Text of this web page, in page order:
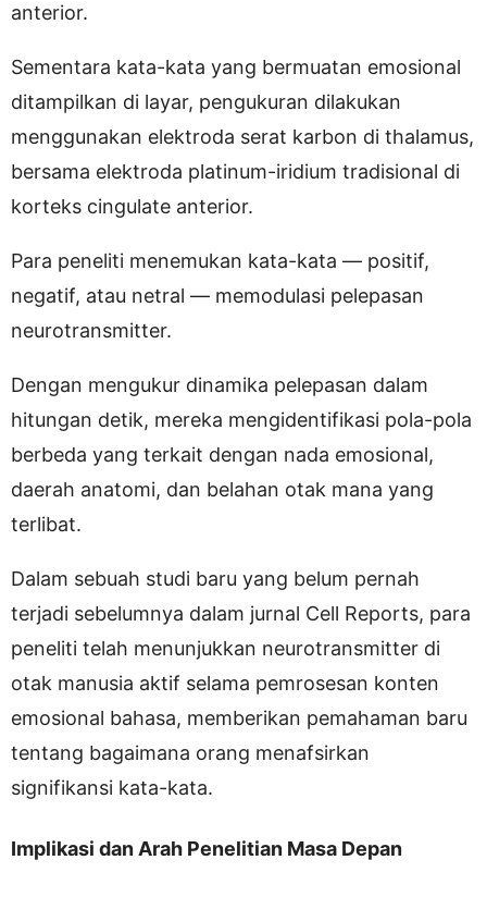
anterior.
Sementara kata-kata yang bermuatan emosional
ditampilkan di layar, pengukuran dilakukan
menggunakan elektroda serat karbon di thalamus,
bersama elektroda platinum-iridium tradisional di
korteks cingulate anterior.
Para peneliti menemukan kata-kata — positif,
negatif, atau netral — memodulasi pelepasan
neurotransmitter.
Dengan mengukur dinamika pelepasan dalam
hitungan detik, mereka mengidentifikasi pola-pola
berbeda yang terkait dengan nada emosional,
daerah anatomi, dan belahan otak mana yang
terlibat.
Dalam sebuah studi baru yang belum pernah
terjadi sebelumnya dalam jurnal Cell Reports, para
peneliti telah menunjukkan neurotransmitter di
otak manusia aktif selama pemrosesan konten
emosional bahasa, memberikan pemahaman baru
tentang bagaimana orang menafsirkan
signifikansi kata-kata.
Implikasi dan Arah Penelitian Masa Depan